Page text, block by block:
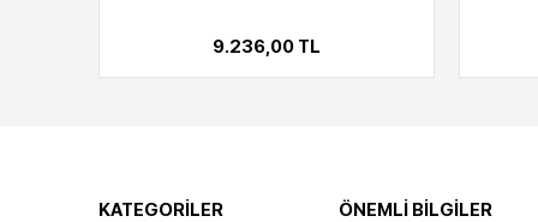
9.236,00 TL
KATEGORILER ÖNEMLI BILGILER